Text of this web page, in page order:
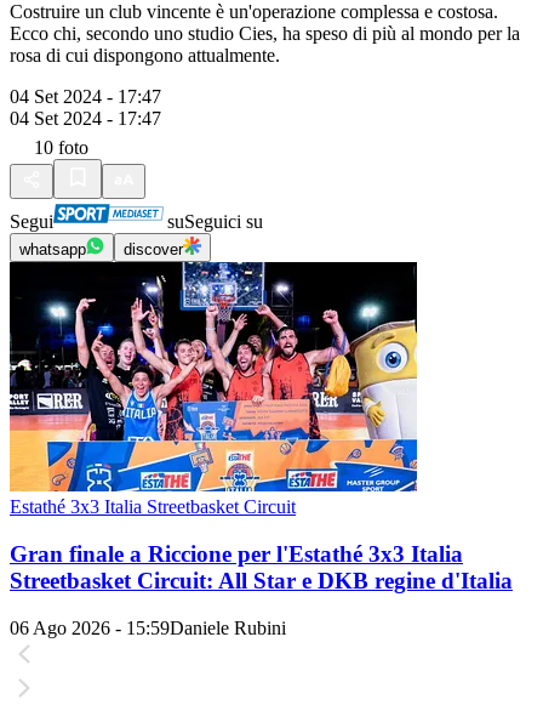
Costruire un club vincente è un'operazione complessa e costosa.
Ecco chi, secondo uno studio Cies, ha speso di più al mondo per la
rosa di cui dispongono attualmente.
04 Set 2024 - 17:47
04 Set 2024 - 17:47
10 foto
Segui suSeguici su
whatsapp discover
Estathé 3x3 Italia Streetbasket Circuit
Gran finale a Riccione per l'Estathé 3x3 Italia
Streetbasket Circuit: All Star e DKB regine d'Italia
06 Ago 2026 - 15:59Daniele Rubini